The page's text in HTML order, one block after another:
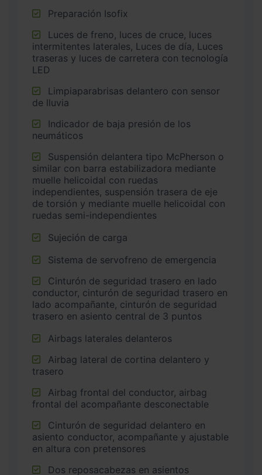
Preparación Isofix
intermitentes laterales, Luces de día, Luces
traseras y luces de carretera con tecnología
LED
de lluvia
neumáticos
similar con barra estabilizadora mediante
muelle helicoidal con ruedas
independientes, suspensión trasera de eje
de torsión y mediante muelle helicoidal con
ruedas semi-independientes
Sujeción de carga
Sistema de servofreno de emergencia
conductor, cinturón de seguridad trasero en
lado acompañante, cinturón de seguridad
trasero en asiento central de 3 puntos
Airbags laterales delanteros
trasero
frontal del acompañante desconectable
asiento conductor, acompañante y ajustable
en altura con pretensores